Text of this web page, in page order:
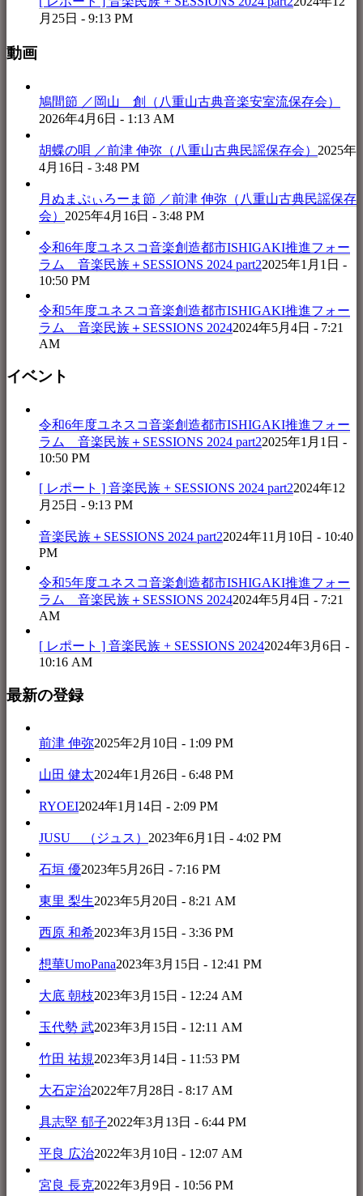
月25日 - 9:13 PM
動画
鳩間節 ／岡山 創（八重山古典音楽安室流保存会）
2026年4月6日 - 1:13 AM
胡蝶の唄 ／前津 伸弥（八重山古典民謡保存会） 2025年
4月16日 - 3:48 PM
月ぬまぷぃろーま節 ／前津 伸弥（八重山古典民謡保存
会） 2025年4月16日 - 3:48 PM
令和6年度ユネスコ音楽創造都市ISHIGAKI推進フォー
ラム 音楽民族＋SESSIONS 2024 part22025年1月1日 -
10:50 PM
令和5年度ユネスコ音楽創造都市ISHIGAKI推進フォー
ラム 音楽民族＋SESSIONS 20242024年5月4日 - 7:21
AM
イベント
令和6年度ユネスコ音楽創造都市ISHIGAKI推進フォー
ラム 音楽民族＋SESSIONS 2024 part22025年1月1日 -
10:50 PM
[ レポート ] 音楽民族 + SESSIONS 2024 part22024年12
月25日 - 9:13 PM
音楽民族＋SESSIONS 2024 part22024年11月10日 - 10:40
PM
令和5年度ユネスコ音楽創造都市ISHIGAKI推進フォー
ラム 音楽民族＋SESSIONS 20242024年5月4日 - 7:21
AM
[ レポート ] 音楽民族 + SESSIONS 20242024年3月6日 -
10:16 AM
最新の登録
前津 伸弥2025年2月10日 - 1:09 PM
山田 健太2024年1月26日 - 6:48 PM
RYOEI2024年1月14日 - 2:09 PM
JUSU （ジュス） 2023年6月1日 - 4:02 PM
石垣 優2023年5月26日 - 7:16 PM
東里 梨生2023年5月20日 - 8:21 AM
西原 和希2023年3月15日 - 3:36 PM
想華UmoPana2023年3月15日 - 12:41 PM
大底 朝枝2023年3月15日 - 12:24 AM
玉代勢 武2023年3月15日 - 12:11 AM
竹田 祐規2023年3月14日 - 11:53 PM
大石定治2022年7月28日 - 8:17 AM
具志堅 郁子2022年3月13日 - 6:44 PM
平良 広治2022年3月10日 - 12:07 AM
宮良 長克2022年3月9日 - 10:56 PM